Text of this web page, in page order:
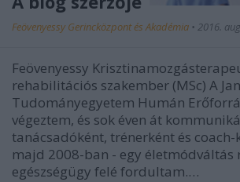
Feövenyessy Gerincközpont és Akadémia • 2016.
Feövenyessy
rehabilitációs szakember (MSc) A
Tudományegyetem Humán
végeztem, és sok éven át
tanácsadóként, trénerként és
majd 2008-ban - egy életmódváltás
egészségügy felé fordultam.…